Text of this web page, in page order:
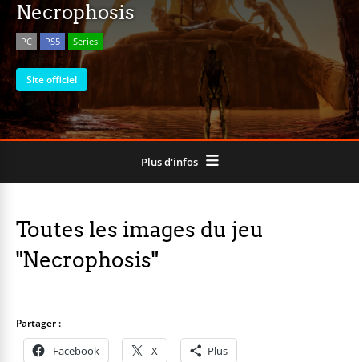
Necrophosis
PC PS5 Series
Site officiel
Plus d'infos
Toutes les images du jeu
"Necrophosis"
Partager :
Facebook X Plus